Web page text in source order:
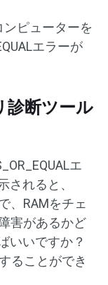
ピューターを
エラーが
診断ツール
エ
されると、
、RAMをチェ
害があるかど
いいですか？
ることができ